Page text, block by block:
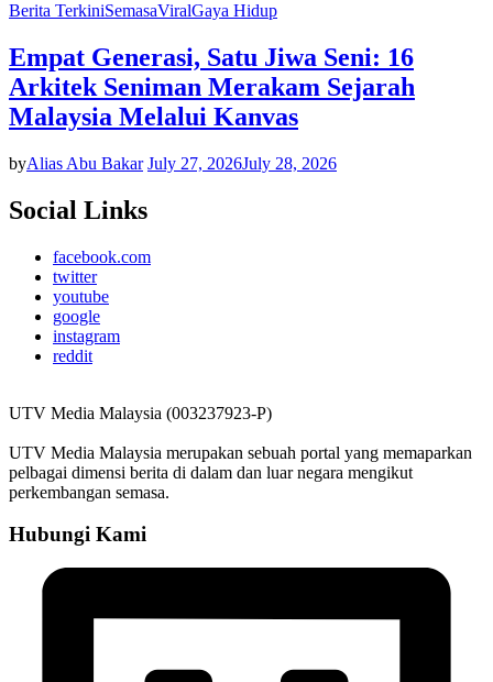
Berita TerkiniSemasaViralGaya Hidup
Empat Generasi, Satu Jiwa Seni: 16
Arkitek Seniman Merakam Sejarah
Malaysia Melalui Kanvas
byAlias Abu Bakar July 27, 2026July 28, 2026
Social Links
facebook.com
twitter
youtube
google
instagram
reddit
UTV Media Malaysia (003237923-P)
UTV Media Malaysia merupakan sebuah portal yang memaparkan
pelbagai dimensi berita di dalam dan luar negara mengikut
perkembangan semasa.
Hubungi Kami